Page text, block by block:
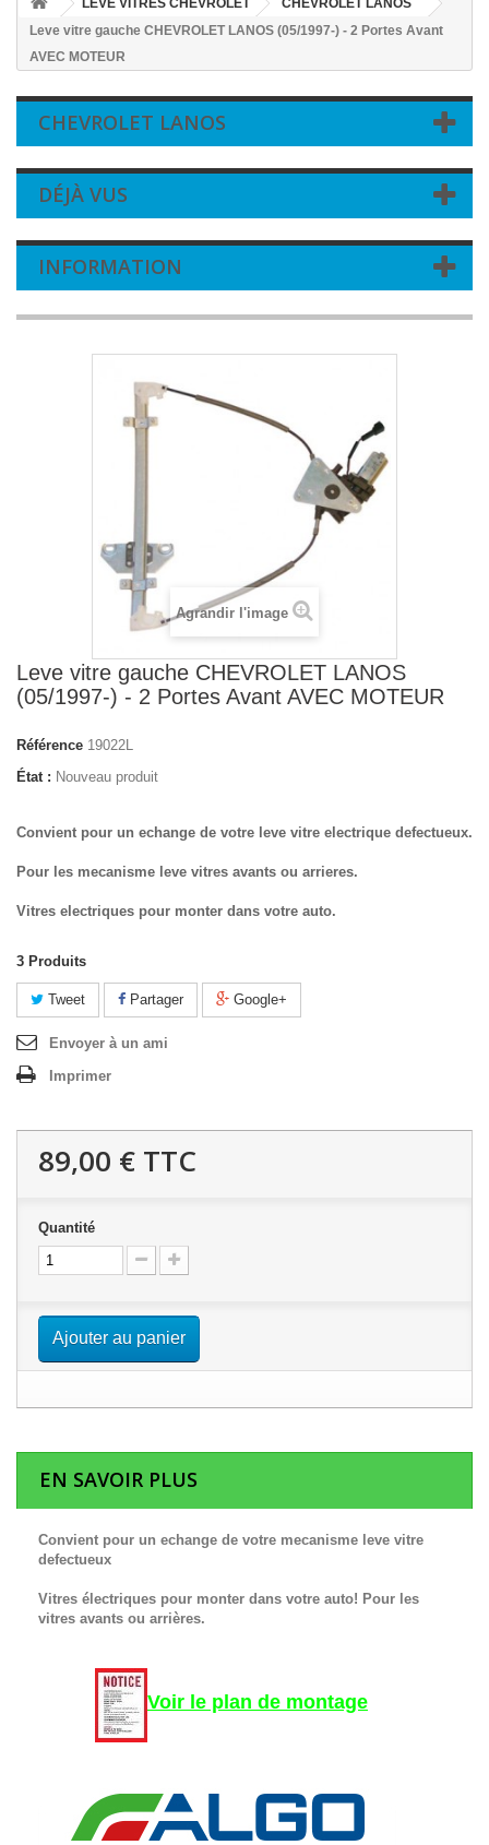
LEVE VITRES CHEVROLET
CHEVROLET LANOS
Leve vitre gauche CHEVROLET LANOS (05/1997-) - 2 Portes Avant
AVEC MOTEUR
CHEVROLET LANOS
DÉJÀ VUS
INFORMATION
Agrandir l'image
Leve vitre gauche CHEVROLET LANOS
(05/1997-) - 2 Portes Avant AVEC MOTEUR
Référence 19022L
État : Nouveau produit
Convient pour un echange de votre leve vitre electrique defectueux.
Pour les mecanisme leve vitres avants ou arrieres.
Vitres electriques pour monter dans votre auto.
3 Produits
Tweet Partager Google+
Envoyer à un ami
Imprimer
89,00 € TTC
Quantité
Ajouter au panier
EN SAVOIR PLUS
Convient pour un echange de votre mecanisme leve vitre
defectueux
Vitres électriques pour monter dans votre auto! Pour les
vitres avants ou arrières.
Voir le plan de montage